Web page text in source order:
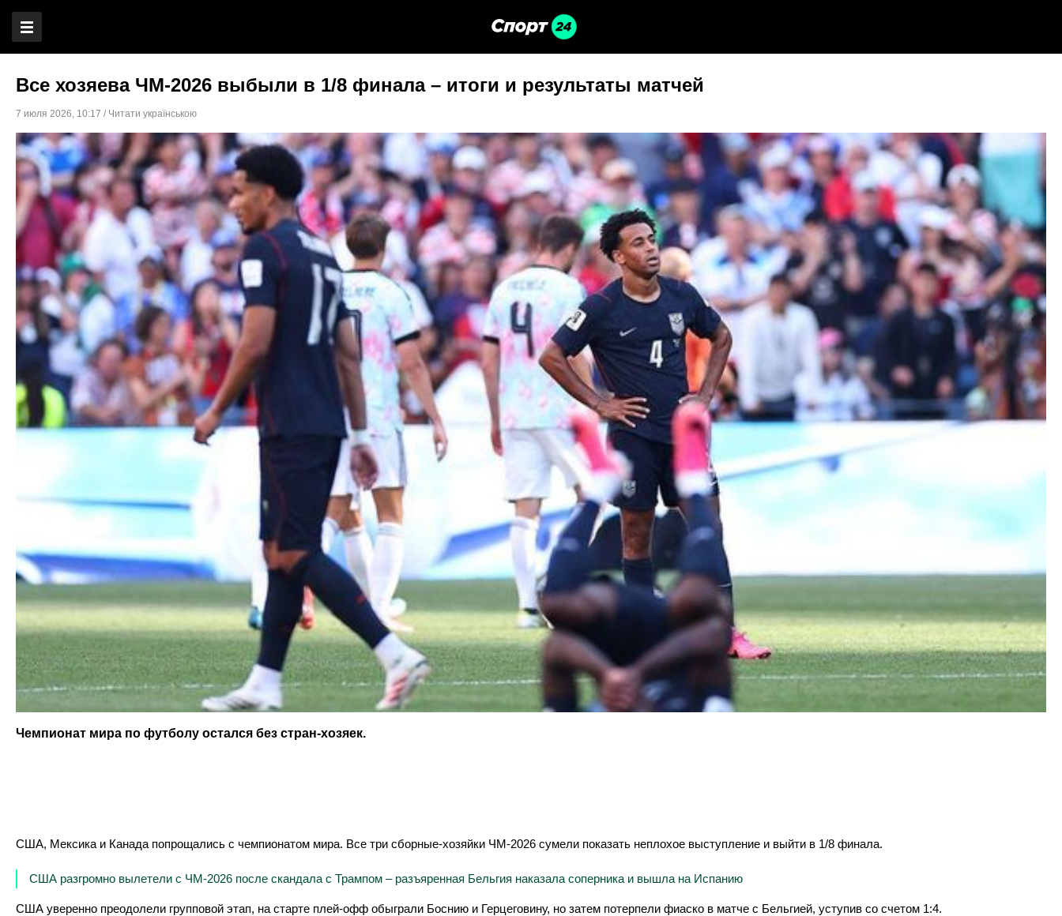
Все хозяева ЧМ-2026 выбыли в 1/8 финала – итоги и результаты матчей
7 июля 2026, 10:17 / Читати українською
Чемпионат мира по футболу остался без стран-хозяек.
США, Мексика и Канада попрощались с чемпионатом мира. Все три сборные-хозяйки ЧМ-2026 сумели показать неплохое выступление и выйти в 1/8 финала.
США разгромно вылетели с ЧМ-2026 после скандала с Трампом – разъяренная Бельгия наказала соперника и вышла на Испанию
США уверенно преодолели групповой этап, на старте плей-офф обыграли Боснию и Герцеговину, но затем потерпели фиаско в матче с Бельгией, уступив со счетом 1:4.